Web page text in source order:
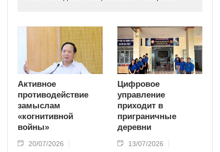
Активное
противодействие
замыслам
«когнитивной
войны»
20/07/2026
Цифровое
управление
приходит в
приграничные
деревни
13/07/2026